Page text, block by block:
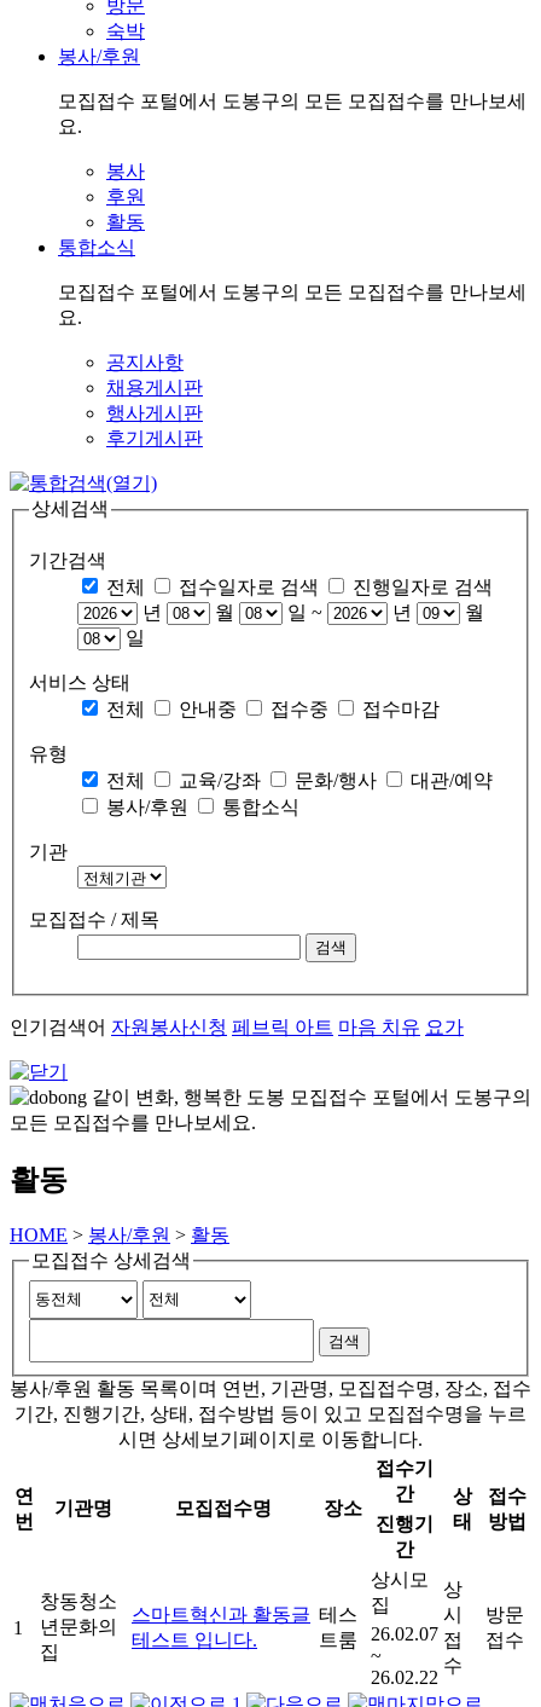
방문
숙박
봉사/후원
모집접수 포털에서 도봉구의 모든 모집접수를 만나보세
요.
봉사
후원
활동
통합소식
모집접수 포털에서 도봉구의 모든 모집접수를 만나보세
요.
공지사항
채용게시판
행사게시판
후기게시판
상세검색
기간검색
전체
접수일자로 검색
진행일자로 검색
년
월 일 ~ 년
월
일
서비스 상태
전체
안내중 접수중 접수마감
유형
전체
교육/강좌 문화/행사
대관/예약
봉사/후원
통합소식
기관
모집접수 / 제목
인기검색어 자원봉사신청 페브릭 아트 마음 치유 요가
활동
HOME > 봉사/후원 > 활동
모집접수 상세검색
봉사/후원 활동 목록이며 연번, 기관명, 모집접수명, 장소, 접수
기간, 진행기간, 상태, 접수방법 등이 있고 모집접수명을 누르
시면 상세보기페이지로 이동합니다.
연
번
기관명 모집접수명 장소
접수기
간
상
태
접수
방법
진행기
간
1
창동청소
년문화의
집
스마트혁신과 활동글
테스트 입니다.
테스
트룸
상시모
집
상
시
접
수
방문
접수
26.02.07
~
26.02.22